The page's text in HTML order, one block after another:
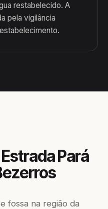
restabelecido. A
pela vigilância
Pará
fossa na região da